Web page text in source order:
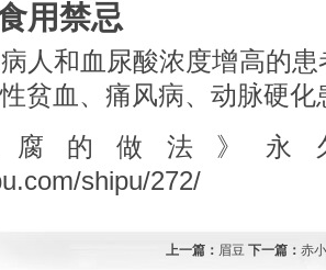
用禁忌
人和血尿酸浓度增高的
贫血、痛风病、动脉硬
腐的做法》永
shipu/272/
上一篇： 眉豆 下一篇： 赤